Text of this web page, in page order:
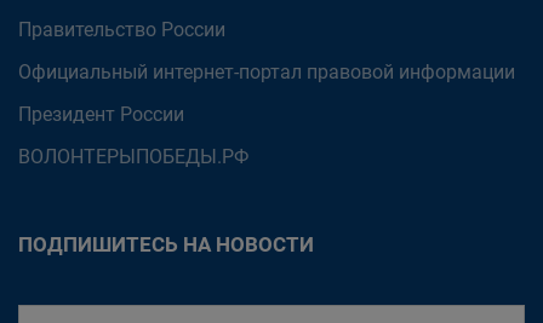
Правительство России
Официальный интернет-портал правовой информации
Президент России
ВОЛОНТЕРЫПОБЕДЫ.РФ
ПОДПИШИТЕСЬ НА НОВОСТИ